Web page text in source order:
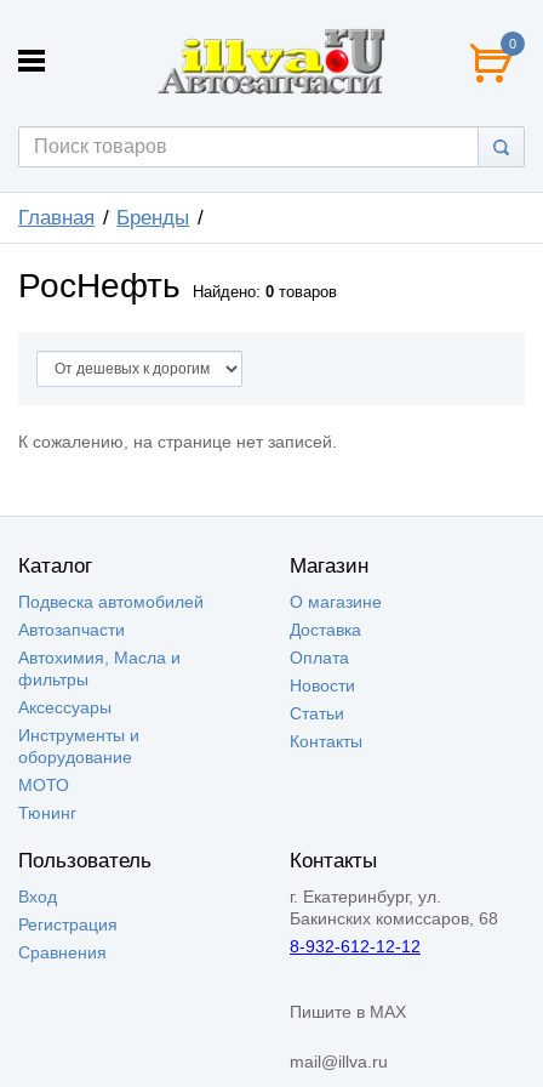
0
Главная Бренды
РосНефть Найдено: 0 товаров
К сожалению, на странице нет записей.
Каталог
Подвеска автомобилей
Автозапчасти
Автохимия, Масла и
фильтры
Аксессуары
Инструменты и
оборудование
МОТО
Тюнинг
Магазин
О магазине
Доставка
Оплата
Новости
Статьи
Контакты
Пользователь
Вход
Регистрация
Сравнения
Контакты
г. Екатеринбург, ул.
Бакинских комиссаров, 68
8-932-612-12-12
Пишите в MAX
mail@illva.ru